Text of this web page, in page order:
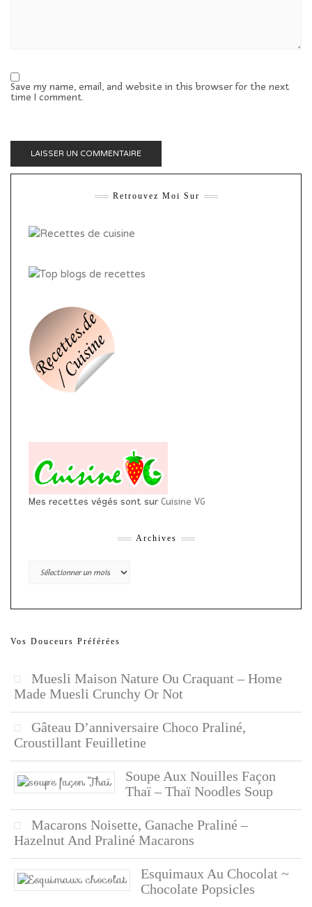
Save my name, email, and website in this browser for the next
time I comment.
Retrouvez Moi Sur
Mes recettes végés sont sur Cuisine VG
Archives
Archives
Vos Douceurs Préférées
Muesli Maison Nature Ou Craquant – Home
Made Muesli Crunchy Or Not
Gâteau D’anniversaire Choco Praliné,
Croustillant Feuilletine
Soupe Aux Nouilles Façon
Thaï – Thaï Noodles Soup
Macarons Noisette, Ganache Praliné –
Hazelnut And Praliné Macarons
Esquimaux Au Chocolat ~
Chocolate Popsicles